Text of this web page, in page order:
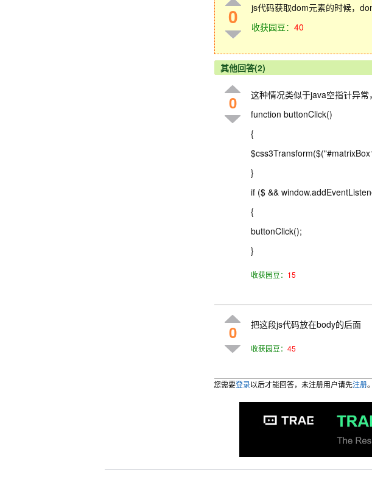
0
js代码获取dom元素的时候，
收获园豆： 40
其他回答(2)
0
这种情况类似于java空指针异常
function buttonClick()
{
}
if ($ &&
{
buttonClick();
}
收获园豆： 15
0 把这段js代码放在body的后面
收获园豆： 45
您需要登录以后才能回答，未注册用户请先注册。